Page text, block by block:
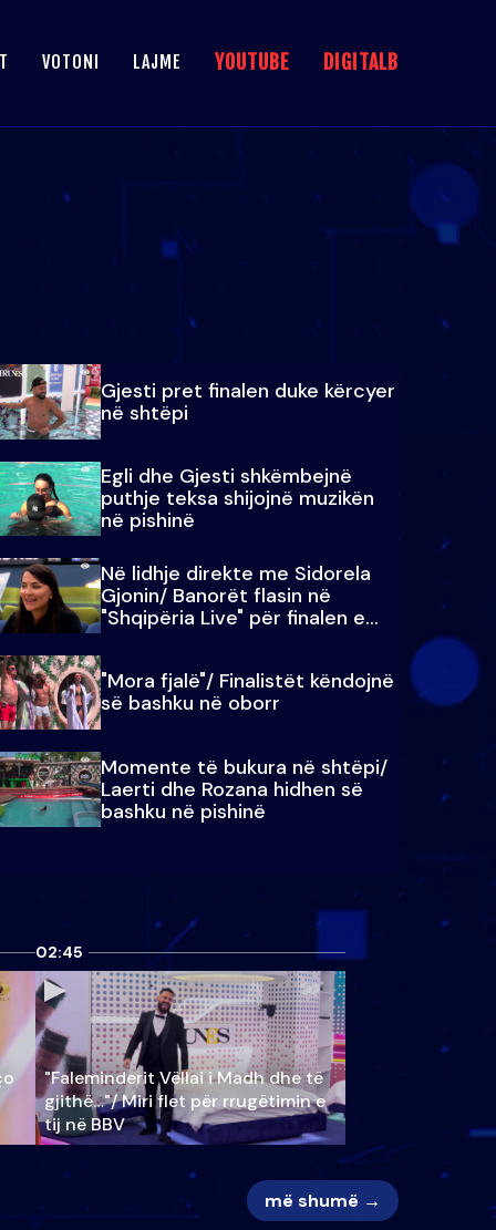
VOTONI LAJME YOUTUBE DIGITALB
Gjesti pret finalen duke kërcyer
në shtëpi
Egli dhe Gjesti shkëmbejnë
puthje teksa shijojnë muzikën
në pishinë
Në lidhje direkte me Sidorela
Gjonin/ Banorët flasin në
"Shqipëria Live" për finalen e
madhe
"Mora fjalë"/ Finalistët këndojnë
së bashku në oborr
Momente të bukura në shtëpi/
Laerti dhe Rozana hidhen së
bashku në pishinë
02:45
"Faleminderit Vëllai i Madh dhe të
gjithë…"/ Miri flet për rrugëtimin e
tij në BBV
më shumë →